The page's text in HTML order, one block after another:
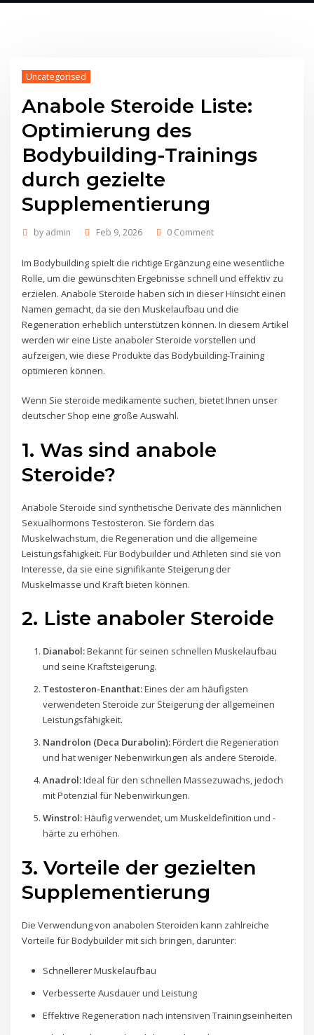
Uncategorised
Anabole Steroide Liste:
Optimierung des
Bodybuilding-Trainings
durch gezielte
Supplementierung
by admin Feb 9, 2026 0 Comment
Im Bodybuilding spielt die richtige Ergänzung eine wesentliche
Rolle, um die gewünschten Ergebnisse schnell und effektiv zu
erzielen. Anabole Steroide haben sich in dieser Hinsicht einen
Namen gemacht, da sie den Muskelaufbau und die
Regeneration erheblich unterstützen können. In diesem Artikel
werden wir eine Liste anaboler Steroide vorstellen und
aufzeigen, wie diese Produkte das Bodybuilding-Training
optimieren können.
Wenn Sie steroide medikamente suchen, bietet Ihnen unser
deutscher Shop eine große Auswahl.
1. Was sind anabole
Steroide?
Anabole Steroide sind synthetische Derivate des männlichen
Sexualhormons Testosteron. Sie fördern das
Muskelwachstum, die Regeneration und die allgemeine
Leistungsfähigkeit. Für Bodybuilder und Athleten sind sie von
Interesse, da sie eine signifikante Steigerung der
Muskelmasse und Kraft bieten können.
2. Liste anaboler Steroide
Dianabol:Bekannt für seinen schnellen Muskelaufbau
und seine Kraftsteigerung.
Testosteron-Enanthat:Eines der am häufigsten
verwendeten Steroide zur Steigerung der allgemeinen
Leistungsfähigkeit.
Nandrolon (Deca Durabolin):Fördert die Regeneration
und hat weniger Nebenwirkungen als andere Steroide.
Anadrol:Ideal für den schnellen Massezuwachs, jedoch
mit Potenzial für Nebenwirkungen.
Winstrol:Häufig verwendet, um Muskeldefinition und -
härte zu erhöhen.
3. Vorteile der gezielten
Supplementierung
Die Verwendung von anabolen Steroiden kann zahlreiche
Vorteile für Bodybuilder mit sich bringen, darunter:
Schnellerer Muskelaufbau
Verbesserte Ausdauer und Leistung
Effektive Regeneration nach intensiven Trainingseinheiten